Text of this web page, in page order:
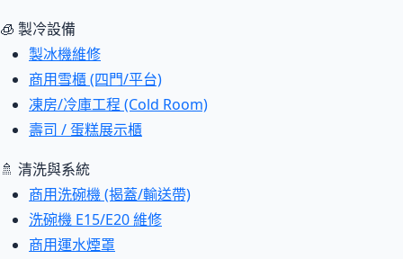
🧊 製冷設備
製冰機維修
商用雪櫃 (四門/平台)
凍房/冷庫工程 (Cold Room)
壽司 / 蛋糕展示櫃
🚿 清洗與系統
商用洗碗機 (揭蓋/輸送帶)
洗碗機 E15/E20 維修
商用運水煙罩